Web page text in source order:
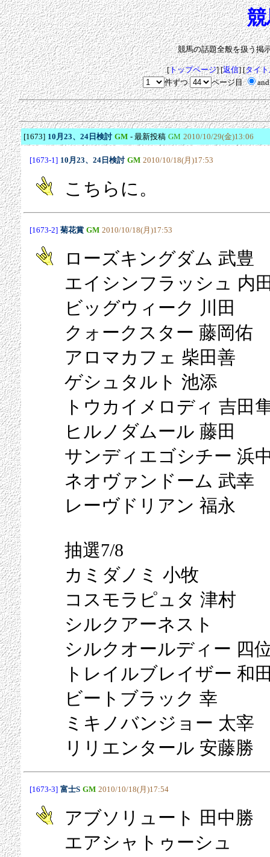
競馬の話題全般を扱う掲
[トップページ] [返信] [タイ
件ずつ
ページ目
[1673] 10月23、24日検討 GM - 最新投稿 GM 2010/10/29(金)13:06
[1673-1] 10月23、24日検討 GM 2010/10/18(月)17:53
こちらに。
[1673-2] 菊花賞 GM 2010/10/18(月)17:53
ローズキングダム 武豊
エイシンフラッシュ 内
ビッグウィーク 川田
クォークスター 藤岡佑
アロマカフェ 柴田善
ゲシュタルト 池添
トウカイメロディ 吉田
ヒルノダムール 藤田
サンディエゴシチー 浜
ネオヴァンドーム 武幸
レーヴドリアン 福永
抽選7/8
カミダノミ 小牧
コスモラピュタ 津村
シルクアーネスト
シルクオールディー 四
トレイルブレイザー 和
ビートブラック 幸
ミキノバンジョー 太宰
リリエンタール 安藤勝
[1673-3] 富士S GM 2010/10/18(月)17:54
アブソリュート 田中勝
エアシャトゥーシュ